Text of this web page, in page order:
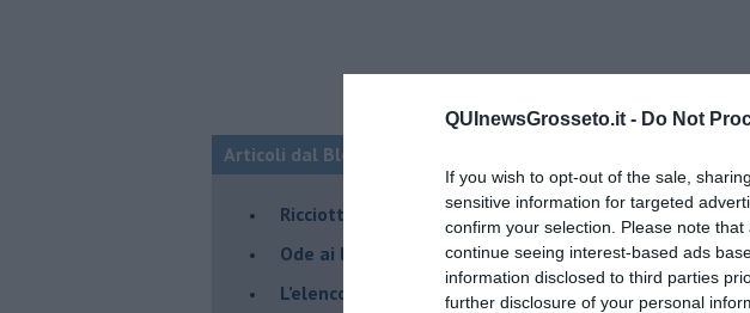
QUInewsGrosseto.it - Do Not
If you wish to opt-out of the sale,
sensitive information for targeted
confirm your selection. Please note
continue seeing interest-based ads
information disclosed to third parties
further disclosure of your personal
Articoli dal Blog “Pagine allegre” di Gianni Micheli
​Ricciotti Ensemble: ovunque e per tutti
Ode ai lacci
​L’elenco telefonico